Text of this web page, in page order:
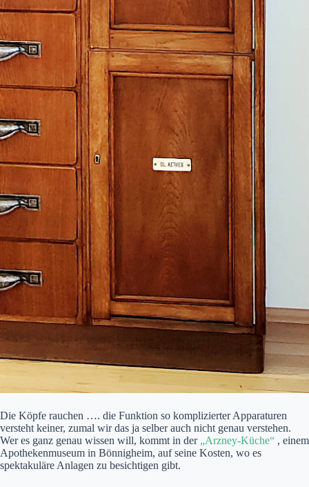
Die Köpfe rauchen …. die Funktion so komplizierter Apparaturen
versteht keiner, zumal wir das ja selber auch nicht genau verstehen.
Wer es ganz genau wissen will, kommt in der „Arzney-Küche“ , einem
Apothekenmuseum in Bönnigheim, auf seine Kosten, wo es
spektakuläre Anlagen zu besichtigen gibt.